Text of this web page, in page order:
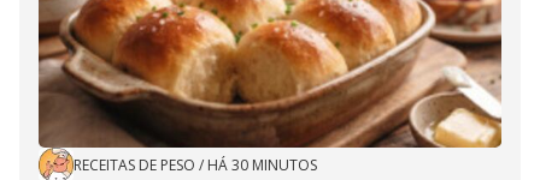
RECEITAS DE PESO / HÁ 30 MINUTOS